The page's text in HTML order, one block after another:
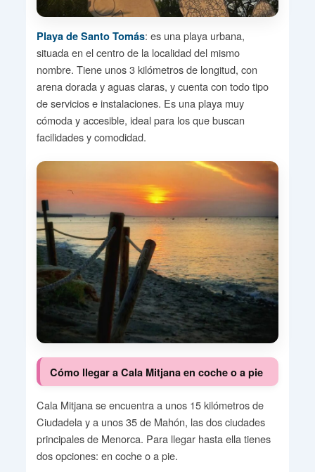
Playa de Santo Tomás: es una playa urbana,
situada en el centro de la localidad del mismo
nombre. Tiene unos 3 kilómetros de longitud, con
arena dorada y aguas claras, y cuenta con todo tipo
de servicios e instalaciones. Es una playa muy
cómoda y accesible, ideal para los que buscan
facilidades y comodidad.
Cómo llegar a Cala Mitjana en coche o a pie
Cala Mitjana se encuentra a unos 15 kilómetros de
Ciudadela y a unos 35 de Mahón, las dos ciudades
principales de Menorca. Para llegar hasta ella tienes
dos opciones: en coche o a pie.